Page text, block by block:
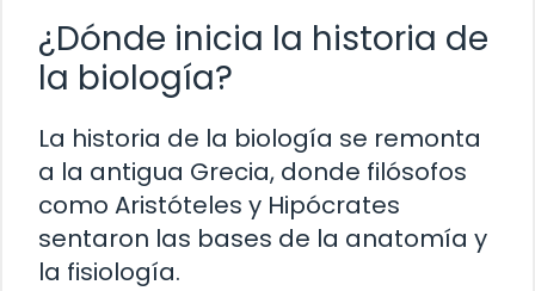
¿Dónde inicia la historia de
la biología?
La historia de la biología se remonta
a la antigua Grecia, donde filósofos
como Aristóteles y Hipócrates
sentaron las bases de la anatomía y
la fisiología.